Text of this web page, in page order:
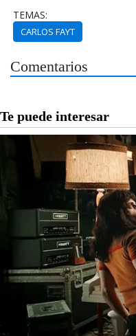
TEMAS:
CARLOS FAYT
Comentarios